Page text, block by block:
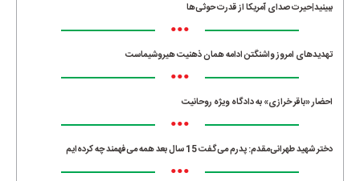
ببینید|حیرت صدای آمریکا از قدرت حوثی‌ها
•••
تهدیدهای امروز واشنگتن ادامه همان ذهنیت هیروشیماست
•••
احضار «باقر خرازی» به دادگاه ویژه روحانیت
•••
دختر شهید طهرانی‌مقدم: پدرم می‌گفت 15 سال بعد همه می‌فهمند چه کرده‌ایم
•••